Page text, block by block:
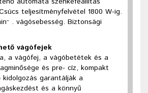
teljesítményfelvétel 1800 W-ig.
- . vágósebesség. Biztonsági
vágófejek
a vágófej, a vágóbetétek és a
és pre- cíz, kompakt
garantálják a
és a könnyű